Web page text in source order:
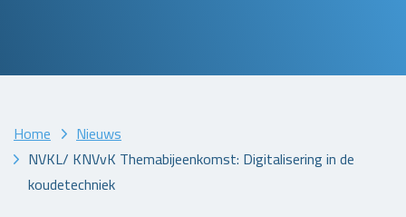
Home
Nieuws
NVKL/ KNVvK Themabijeenkomst: Digitalisering in de
koudetechniek